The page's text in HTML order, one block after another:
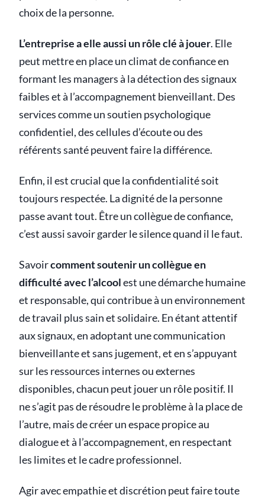
choix de la personne.
L’entreprise a elle aussi un rôle clé à jouer. Elle
peut mettre en place un climat de confiance en
formant les managers à la détection des signaux
faibles et à l’accompagnement bienveillant. Des
services comme un soutien psychologique
confidentiel, des cellules d’écoute ou des
référents santé peuvent faire la différence.
Enfin, il est crucial que la confidentialité soit
toujours respectée. La dignité de la personne
passe avant tout. Être un collègue de confiance,
c’est aussi savoir garder le silence quand il le faut.
Savoircomment soutenir un collègue en
difficulté avec l’alcoolest une démarche humaine
et responsable, qui contribue à un environnement
de travail plus sain et solidaire. En étant attentif
aux signaux, en adoptant une communication
bienveillante et sans jugement, et en s’appuyant
sur les ressources internes ou externes
disponibles, chacun peut jouer un rôle positif. Il
ne s’agit pas de résoudre le problème à la place de
l’autre, mais de créer un espace propice au
dialogue et à l’accompagnement, en respectant
les limites et le cadre professionnel.
Agir avec empathie et discrétion peut faire toute